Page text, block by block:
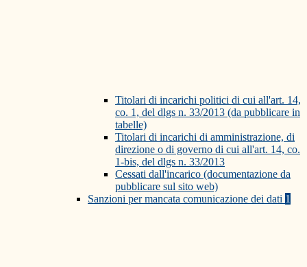
Titolari di incarichi politici di cui all'art. 14,
co. 1, del dlgs n. 33/2013 (da pubblicare in
tabelle)
Titolari di incarichi di amministrazione, di
direzione o di governo di cui all'art. 14, co.
1-bis, del dlgs n. 33/2013
Cessati dall'incarico (documentazione da
pubblicare sul sito web)
Sanzioni per mancata comunicazione dei dati 1